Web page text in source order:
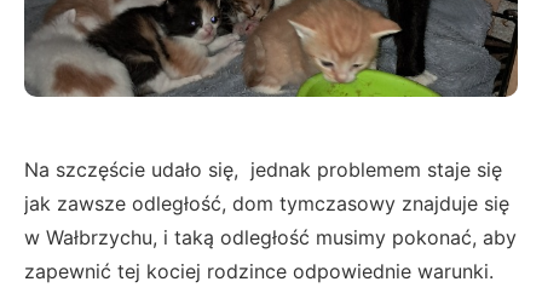
Na szczęście udało się, jednak problemem staje się
jak zawsze odległość, dom tymczasowy znajduje się
w Wałbrzychu, i taką odległość musimy pokonać, aby
zapewnić tej kociej rodzince odpowiednie warunki.